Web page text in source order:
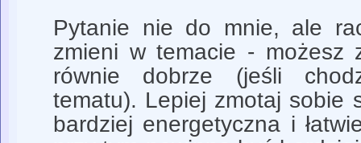
Pytanie nie do mnie, ale
zmieni w temacie - możesz
równie dobrze (jeśli
tematu). Lepiej zmotaj sobie
bardziej energetyczna i